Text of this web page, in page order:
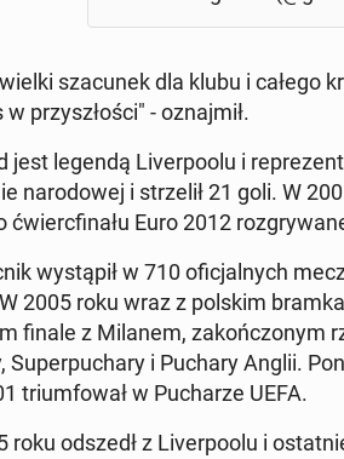
sza­cu­nek dla klubu i całego
w przy­szło­ści" - oznaj­mił.
jest legendą Li­ver­po­olu i
na­ro­do­wej i strze­lił 21 goli. W
ćwierc­fi­na­łu Euro 2012
wy­stą­pił w 710 ofi­cjal­nych
2005 roku wraz z polskim
finale z Milanem, za­koń­czo­nym
Su­per­pu­cha­ry i Puchary Anglii.
trium­fo­wał w Pu­cha­rze UEFA.
roku odszedł z Li­ver­po­olu i